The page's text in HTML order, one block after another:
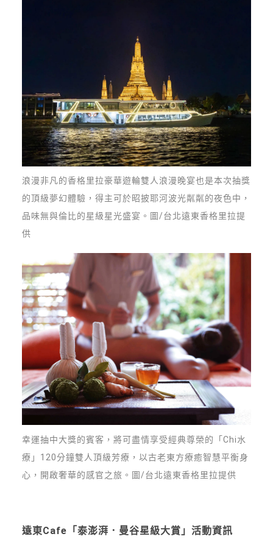
浪漫非凡的香格里拉豪華遊輪雙人浪漫晚宴也是本次抽獎
的頂級夢幻體驗，得主可於昭披耶河波光粼粼的夜色中，
品味無與倫比的星級星光盛宴。圖/台北遠東香格里拉提
供
幸運抽中大獎的賓客，將可盡情享受經典尊榮的「Chi水
療」120分鐘雙人頂級芳療，以古老東方療癒智慧平衡身
心，開啟奢華的感官之旅。圖/台北遠東香格里拉提供
遠東Cafe「泰澎湃．曼谷星級大賞」活動資訊